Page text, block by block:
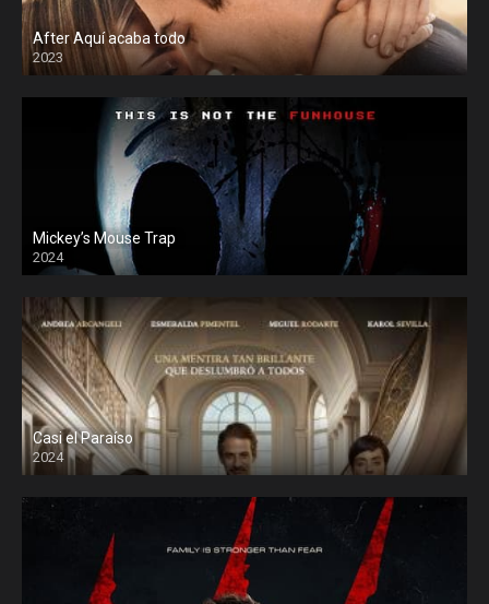
After Aquí acaba todo
2023
Mickey’s Mouse Trap
2024
Casi el Paraíso
2024